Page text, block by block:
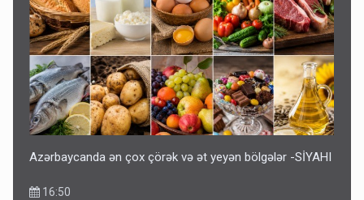
Azərbaycanda ən çox çörək və ət yeyən bölgələr -SİYAHI
16:50